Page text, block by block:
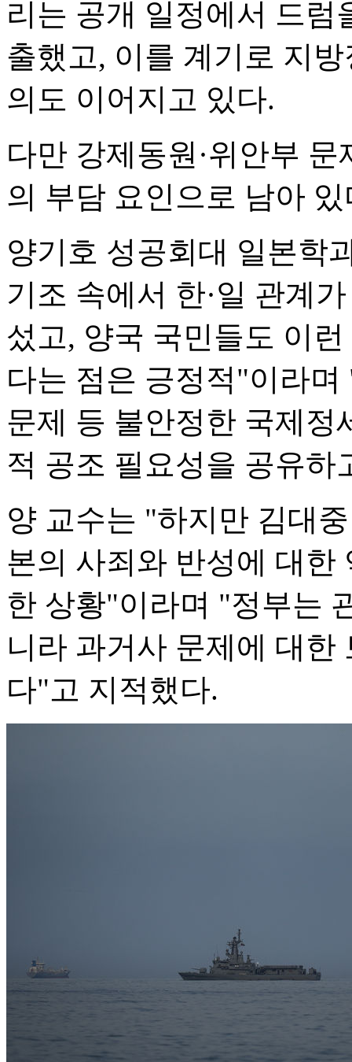
리는 공개 일정에서 드럼
출했고, 이를 계기로 지
의도 이어지고 있다.
다만 강제동원·위안부
의 부담 요인으로 남아
양기호 성공회대 일본학
기조 속에서 한·일 관계
섰고, 양국 국민들도 이
다는 점은 긍정적"이라
문제 등 불안정한 국제정
적 공조 필요성을 공유하
양 교수는 "하지만 김대
본의 사죄와 반성에 대한
한 상황"이라며 "정부는
니라 과거사 문제에 대
다"고 지적했다.